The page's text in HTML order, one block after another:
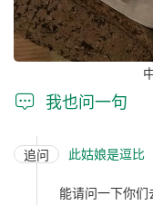
 我也问一句
追问 此姑娘是逗比
能请问一下你们